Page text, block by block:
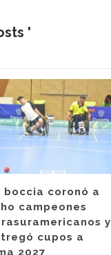
'
boccia coronó a
campeones
y
cupos a
2027